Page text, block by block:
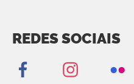
REDES SOCIAIS